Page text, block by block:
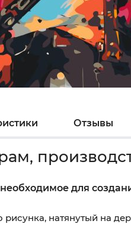
Отзывы
для
рисунка, натянутый на